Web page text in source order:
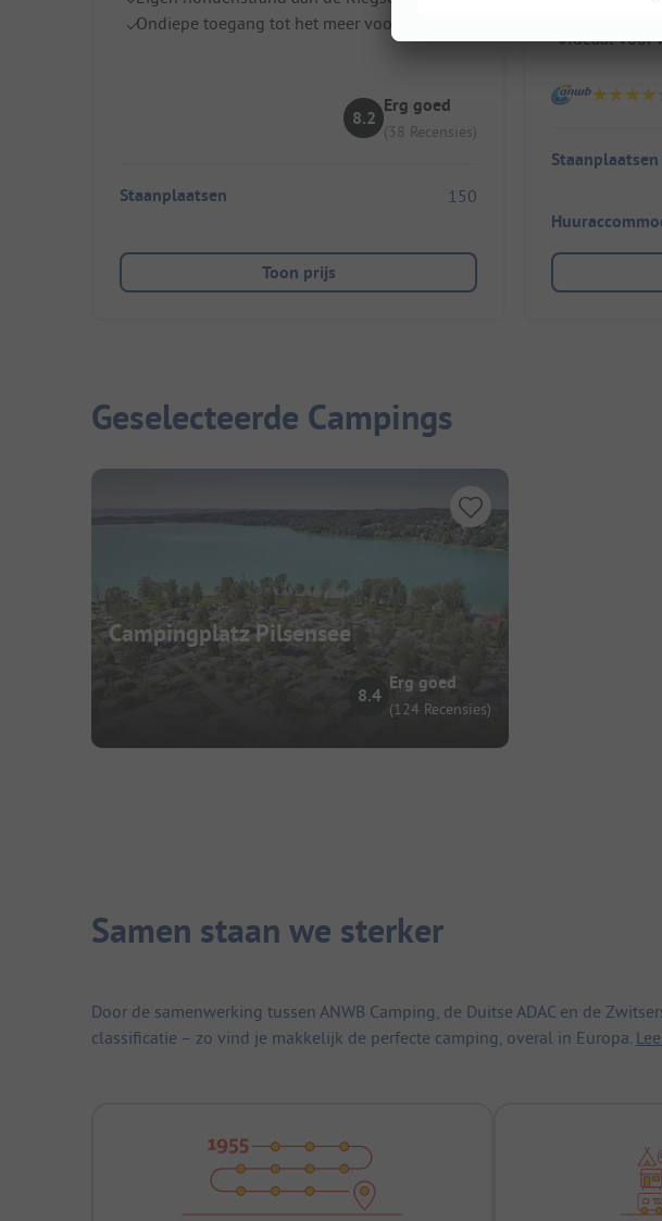
Ondiepe toegang tot het meer voor kids
8.2
Erg goed
(38 Recensies)
Staanplaatsen 150
Toon prijs
Ideaal voor
Staanplaatsen
Geselecteerde Campings
Campingplatz Pilsensee
8.4
Erg goed
(124 Recensies)
Samen staan we sterker
Door de samenwerking tussen ANWB Camping, de Duitse ADAC en de
classificatie – zo vind je makkelijk de perfecte camping, overal in Europa.